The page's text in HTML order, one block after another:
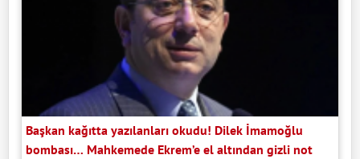
Başkan kağıtta yazılanları okudu! Dilek İmamoğlu
bombası… Mahkemede Ekrem’e el altından gizli not